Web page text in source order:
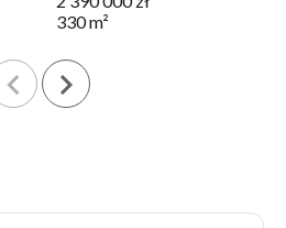
330 m²
navigate_next